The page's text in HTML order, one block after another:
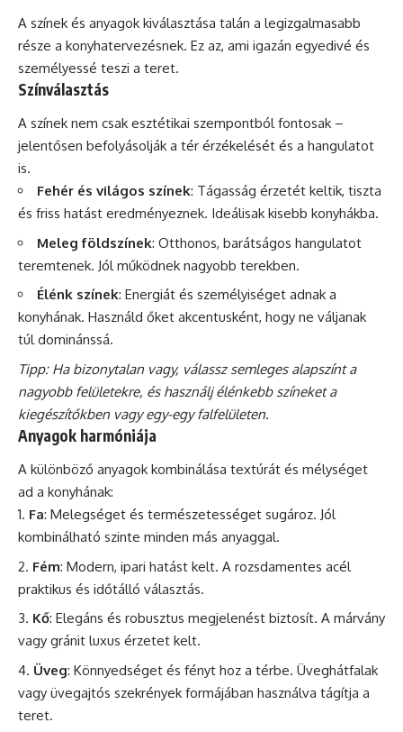
A színek és anyagok kiválasztása talán a legizgalmasabb
része a konyhatervezésnek. Ez az, ami igazán egyedivé és
személyessé teszi a teret.
Színválasztás
A színek nem csak esztétikai szempontból fontosak –
jelentősen befolyásolják a tér érzékelését és a hangulatot
is.
Fehér és világos színek: Tágasság érzetét keltik, tiszta
és friss hatást eredményeznek. Ideálisak kisebb konyhákba.
Meleg földszínek: Otthonos, barátságos hangulatot
teremtenek. Jól működnek nagyobb terekben.
Élénk színek: Energiát és személyiséget adnak a
konyhának. Használd őket akcentusként, hogy ne váljanak
túl dominánssá.
Tipp: Ha bizonytalan vagy, válassz semleges alapszínt a
nagyobb felületekre, és használj élénkebb színeket a
kiegészítőkben vagy egy-egy falfelületen.
Anyagok harmóniája
A különböző anyagok kombinálása textúrát és mélységet
ad a konyhának:
Fa: Melegséget és természetességet sugároz. Jól
kombinálható szinte minden más anyaggal.
Fém: Modern, ipari hatást kelt. A rozsdamentes acél
praktikus és időtálló választás.
Kő: Elegáns és robusztus megjelenést biztosít. A márvány
vagy gránit luxus érzetet kelt.
Üveg: Könnyedséget és fényt hoz a térbe. Üveghátfalak
vagy üvegajtós szekrények formájában használva tágítja a
teret.